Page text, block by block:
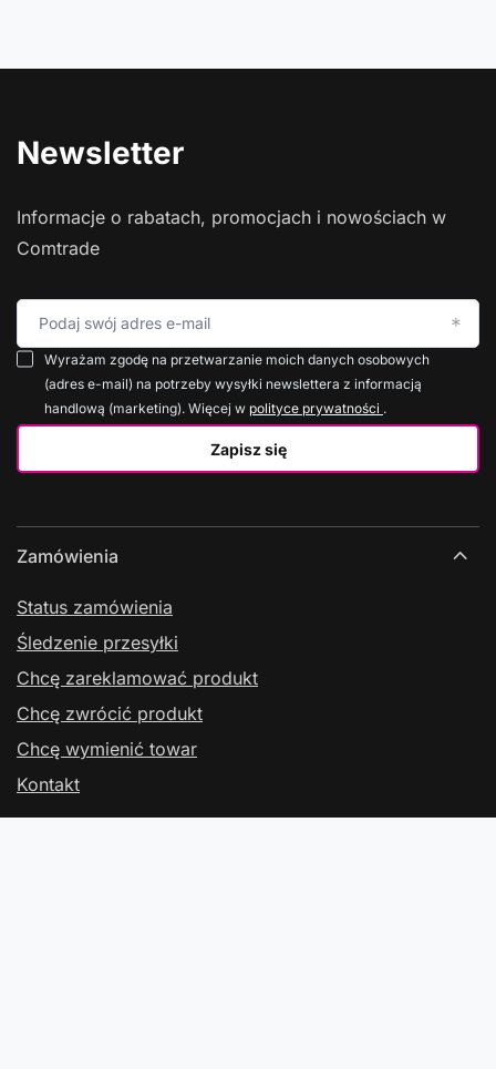
Newsletter
Informacje o rabatach, promocjach i nowościach w
Comtrade
Podaj swój adres e-mail
Zapisz się
Wyrażam zgodę na przetwarzanie moich danych osobowych
(adres e-mail) na potrzeby wysyłki newslettera z informacją
handlową (marketing). Więcej w polityce prywatności .
Zamówienia
Status zamówienia
Śledzenie przesyłki
Chcę zareklamować produkt
Chcę zwrócić produkt
Chcę wymienić towar
Kontakt